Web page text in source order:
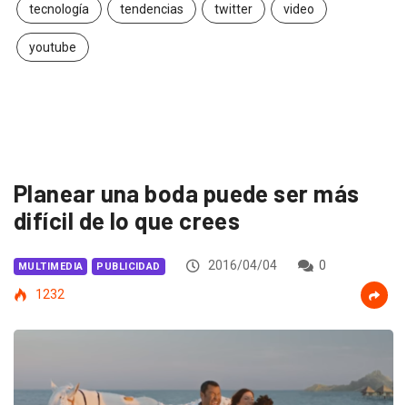
tecnología tendencias twitter video
youtube
Planear una boda puede ser más
difícil de lo que crees
MULTIMEDIA PUBLICIDAD 2016/04/04
0
1232